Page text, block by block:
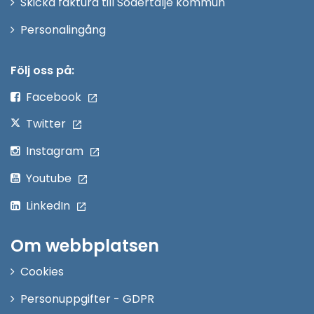
PersonalingångÖppna
Följ oss på:
Facebook
Twitter
Instagram
Youtube
LinkedIn
Om webbplatsen
Cookies
Personuppgifter - GDPR